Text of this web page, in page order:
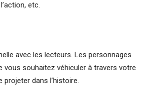
etc.
avec les lecteurs. Les personnages
vous souhaitez véhiculer à travers votre
projeter dans l’histoire.